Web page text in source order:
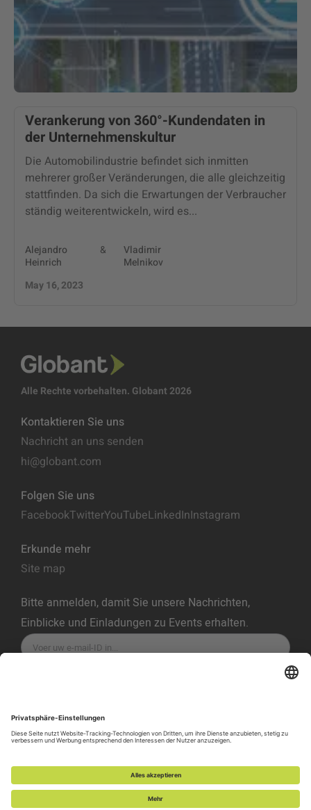
Verankerung von 360°-Kundendaten in
der Unternehmenskultur
Die Automobilindustrie befindet sich inmitten
mehrerer großer Veränderungen, die alle gleichzeitig
stattfinden. Da sich die Erwartungen der Verbraucher
ständig weiterentwickeln, wird es...
Alejandro
Heinrich
&
Vladimir
Melnikov
May 16, 2023
Alle Rechte vorbehalten. Globant 2026
Kontaktieren Sie uns
Nachricht an uns senden
hi@globant.com
Folgen Sie uns
FacebookTwitterYouTubeLinkedInInstagram
Erkunde mehr
Site map
Bitte anmelden, damit Sie unsere Nachrichten,
Einblicke und Einladungen zu Events erhalten.
Nutzungsbedingungen
Cookie-Richtlinie